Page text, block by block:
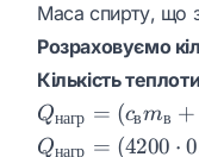
Маса спирту, що
Розраховуємо
Кількість
Q_{нагр} =
(c_{в}m_{в}
Qнагр = (cвmв +
Q_{нагр}
Qнагр = (4200 ⋅